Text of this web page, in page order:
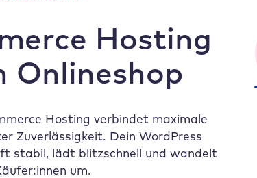
Hosting
Onlineshop
Hosting verbindet maximale
Zuverlässigkeit. Dein WordPress
stabil, lädt blitzschnell und wandelt
um.